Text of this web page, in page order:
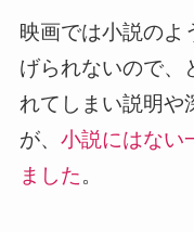
映画では小説のよ
げられないので、
れてしまい説明や
が、 小説にはない
ました。